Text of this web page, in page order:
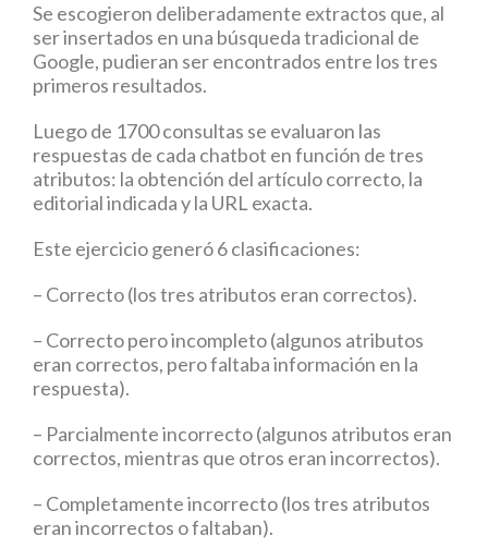
Se escogieron deliberadamente extractos que, al
ser insertados en una búsqueda tradicional de
Google, pudieran ser encontrados entre los tres
primeros resultados.
Luego de 1700 consultas se evaluaron las
respuestas de cada chatbot en función de tres
atributos: la obtención del artículo correcto, la
editorial indicada y la URL exacta.
Este ejercicio generó 6 clasificaciones:
– Correcto (los tres atributos eran correctos).
– Correcto pero incompleto (algunos atributos
eran correctos, pero faltaba información en la
respuesta).
– Parcialmente incorrecto (algunos atributos eran
correctos, mientras que otros eran incorrectos).
– Completamente incorrecto (los tres atributos
eran incorrectos o faltaban).